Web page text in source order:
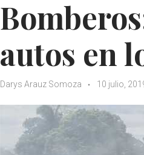
autos en
Darys Arauz Somoza 10 julio,